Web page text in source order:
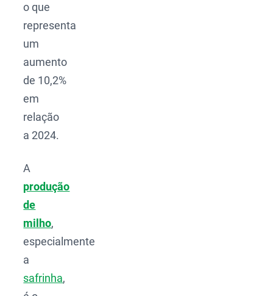
o que
representa
um
aumento
de 10,2%
em
relação
a 2024.
A
produção
de
milho,
especialmente
a
safrinha,